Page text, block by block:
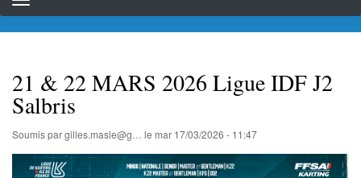
21 & 22 MARS 2026 Ligue IDF J2
Salbris
Soumis pargilles.masle@g… le mar 17/03/2026 - 11:47